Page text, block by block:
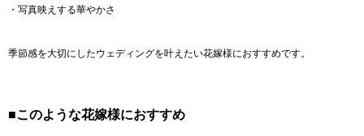
・写真映えする華やかさ
季節感を大切にしたウェディングを叶えたい花嫁様におすすめです。
■このような花嫁様におすすめ